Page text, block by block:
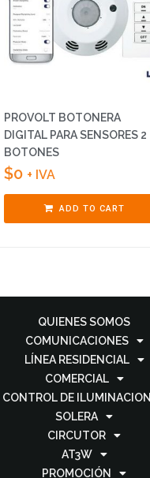
PROVOLT BOTONERA
DIGITAL PARA SENSORES 2
BOTONES
$0 + IVA
ADD TO CART
QUIENES SOMOS
COMUNICACIONES
LÍNEA RESIDENCIAL
COMERCIAL
CONTROL DE ILUMINACION
SOLERA
CIRCUTOR
AT3W
PROMOCIÓN